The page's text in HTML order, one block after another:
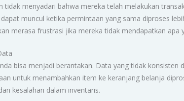
tidak menyadari bahwa mereka telah melakukan
muncul ketika permintaan yang sama diproses
merasa frustrasi jika mereka tidak mendapatkan apa
bisa menjadi berantakan. Data yang tidak konsisten
untuk menambahkan item ke keranjang belanja
kesalahan dalam inventaris.